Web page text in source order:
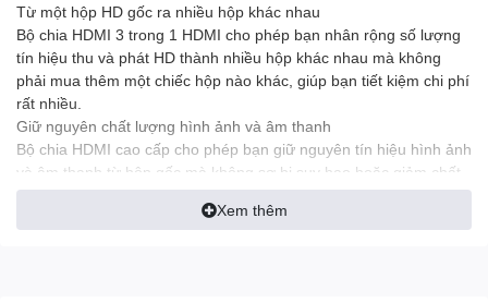
Từ một hộp HD gốc ra nhiều hộp khác nhau
Bộ chia HDMI 3 trong 1 HDMI cho phép bạn nhân rộng số lượng
tín hiệu thu và phát HD thành nhiều hộp khác nhau mà không
phải mua thêm một chiếc hộp nào khác, giúp bạn tiết kiệm chi phí
rất nhiều.
Giữ nguyên chất lượng hình ảnh và âm thanh
Bộ chia HDMI cao cấp cho phép bạn giữ nguyên tín hiệu hình ảnh
và âm thanh từ hộp gốc mà không sợ bị suy hao hoặc giảm chất
lượng, giúp bạn tận hưởng âm thanh và hình ảnh sắc nét ở mọi
Xem thêm